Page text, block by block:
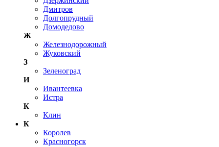
Дмитров
Долгопрудный
Домодедово
Ж
Железнодорожный
Жуковский
З
Зеленоград
И
Ивантеевка
Истра
К
Клин
К
Королев
Красногорск